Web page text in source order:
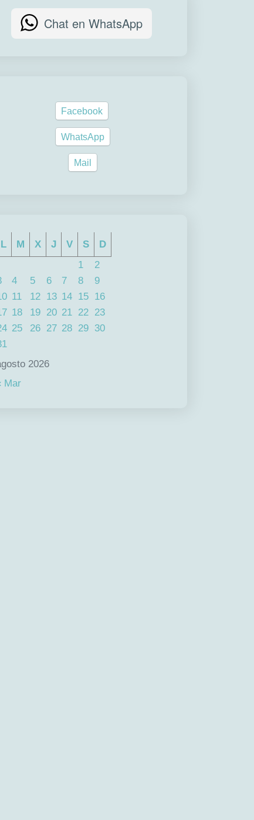
Chat en WhatsApp
Facebook
WhatsApp
Mail
2026
L M X J V S
D
1
2
4 5 6 7 8
9
11 12 13 14 15 16
18 19 20 21 22 23
25 26 27 28 29 30
Mar